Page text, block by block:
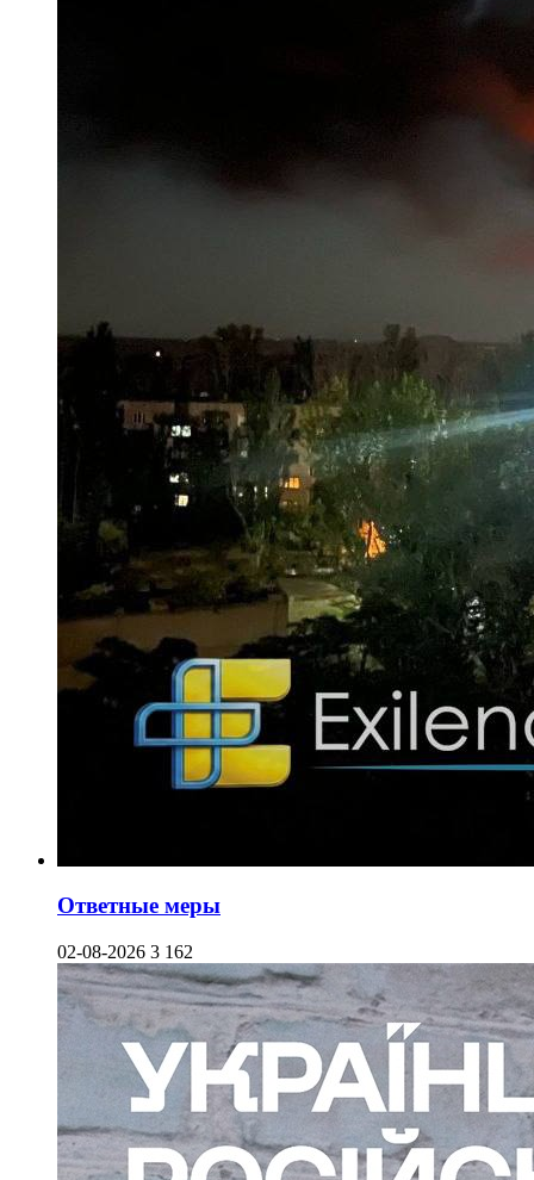
Ответные меры
02-08-2026 3 162